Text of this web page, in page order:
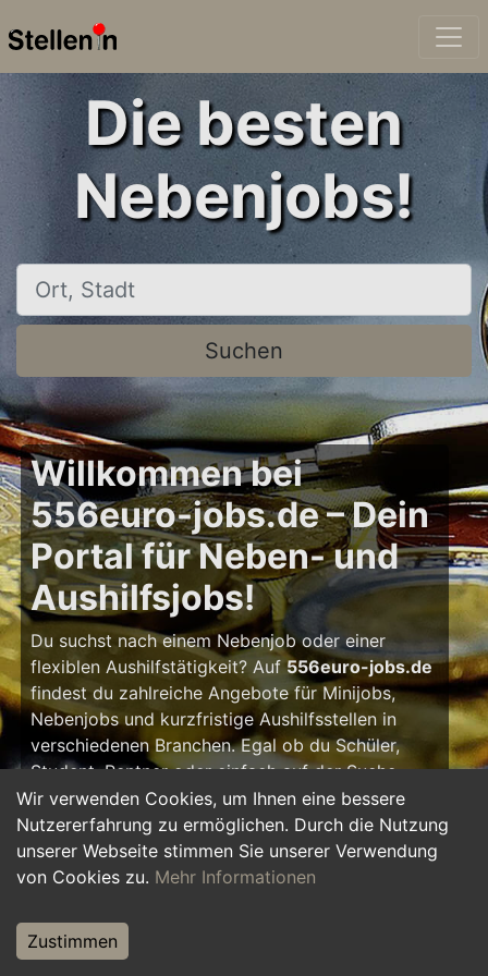
Wir verwenden Cookies, um Ihnen eine bessere
Nutzererfahrung zu ermöglichen. Durch die Nutzung
unserer Webseite stimmen Sie unserer Verwendung
von Cookies zu. Mehr Informationen
Zustimmen
Die besten
Nebenjobs!
Ort, Stadt
Suchen
Willkommen bei
556euro-jobs.de – Dein
Portal für Neben- und
Aushilfsjobs!
Du suchst nach einem Nebenjob oder einer
flexiblen Aushilfstätigkeit? Auf556euro-jobs.de
findest du zahlreiche Angebote für Minijobs,
Nebenjobs und kurzfristige Aushilfsstellen in
verschiedenen Branchen. Egal ob du Schüler,
Student, Rentner oder einfach auf der Suche
nach einem kleinen Zusatzverdienst bist – hier
findest du die passende Tätigkeit, die zu deinem
Zeitplan passt.
Ein Nebenjob oder Aushilfsjob bietet viele